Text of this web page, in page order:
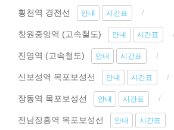
횡천역 경전선 안내 시간표
창원중앙역 (고속철도) 안내 시간표
진영역 (고속철도) 안내 시간표
신보성역 목포보성선 안내 시간표
장동역 목포보성선 안내 시간표
전남장흥역 목포보성선 안내 시간표